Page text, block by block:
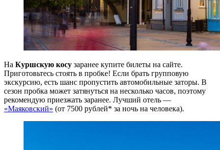
На Куршскую косу заранее купите билеты на сайте.
Приготовьтесь стоять в пробке! Если брать групповую
экскурсию, есть шанс пропустить автомобильные заторы. В
сезон пробка может затянуться на несколько часов, поэтому
рекомендую приезжать заранее. Лучший отель —
«Маяковский» (от 7500 рублей* за ночь на человека).